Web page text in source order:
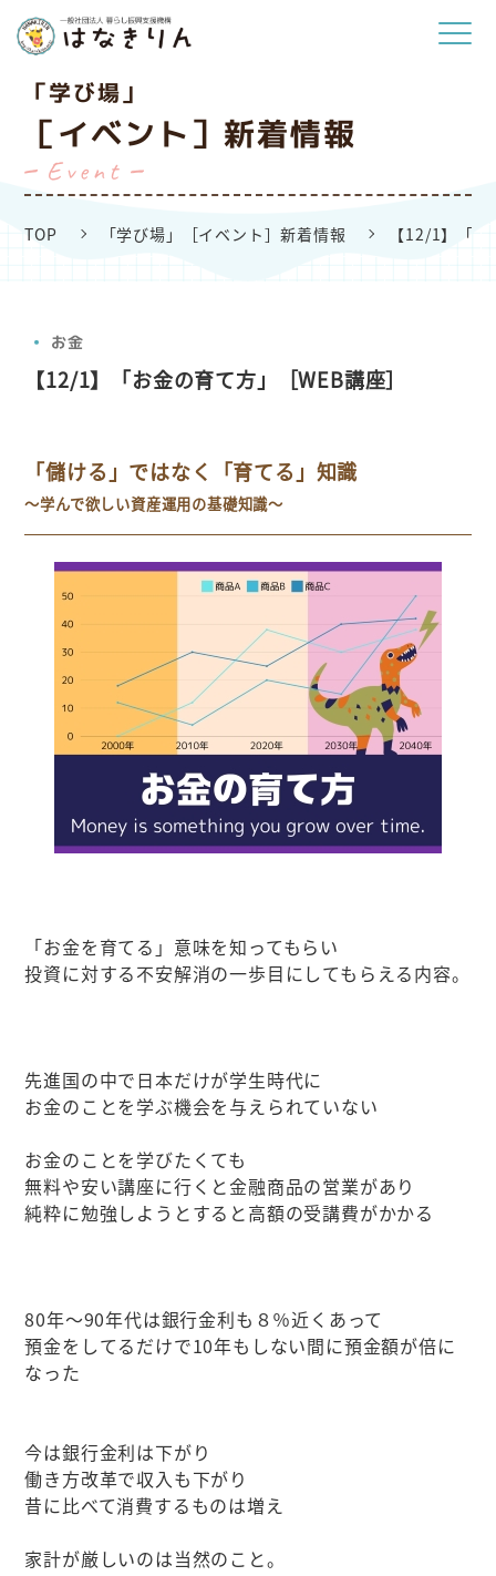
「学び場」
［イベント］新着情報
Event
TOP 「学び場」［イベント］新着情報 【12/1】「
お金
【12/1】「お金の育て方」［WEB講座］
「儲ける」ではなく「育てる」知識
～学んで欲しい資産運用の基礎知識～
「お金を育てる」意味を知ってもらい
投資に対する不安解消の一歩目にしてもらえる内容。
先進国の中で日本だけが学生時代に
お金のことを学ぶ機会を与えられていない
お金のことを学びたくても
無料や安い講座に行くと金融商品の営業があり
純粋に勉強しようとすると高額の受講費がかかる
80年～90年代は銀行金利も８％近くあって
預金をしてるだけで10年もしない間に預金額が倍に
なった
今は銀行金利は下がり
働き方改革で収入も下がり
昔に比べて消費するものは増え
家計が厳しいのは当然のこと。